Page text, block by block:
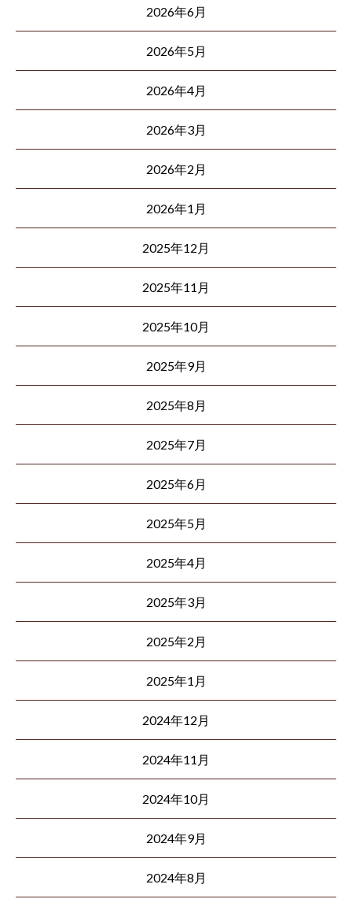
2026年6月
2026年5月
2026年4月
2026年3月
2026年2月
2026年1月
2025年12月
2025年11月
2025年10月
2025年9月
2025年8月
2025年7月
2025年6月
2025年5月
2025年4月
2025年3月
2025年2月
2025年1月
2024年12月
2024年11月
2024年10月
2024年9月
2024年8月